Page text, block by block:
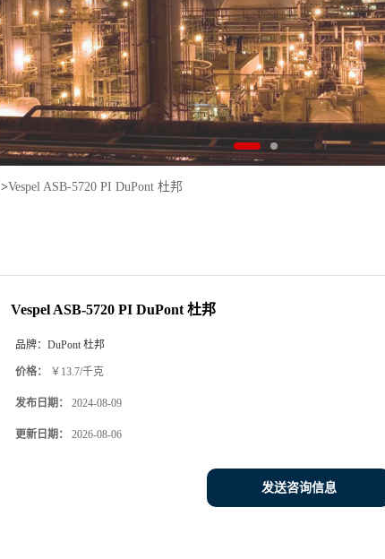
>Vespel ASB-5720 PI DuPont 杜邦
Vespel ASB-5720 PI DuPont 杜邦
品牌： DuPont 杜邦
价格： ￥13.7/千克
发布日期： 2024-08-09
更新日期： 2026-08-06
发送咨询信息